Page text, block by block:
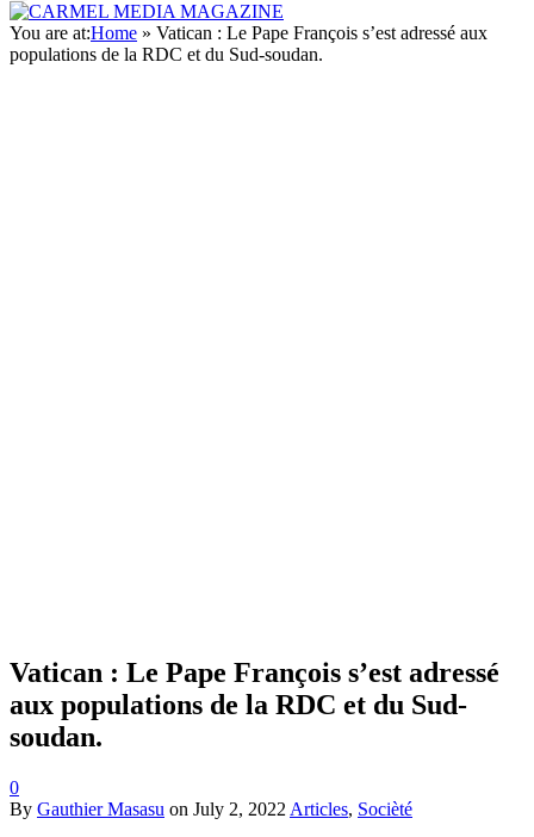
You are at:Home » Vatican : Le Pape François s’est adressé aux
populations de la RDC et du Sud-soudan.
Vatican : Le Pape François s’est adressé
aux populations de la RDC et du Sud-
soudan.
0
By Gauthier Masasu on July 2, 2022 Articles, Socièté